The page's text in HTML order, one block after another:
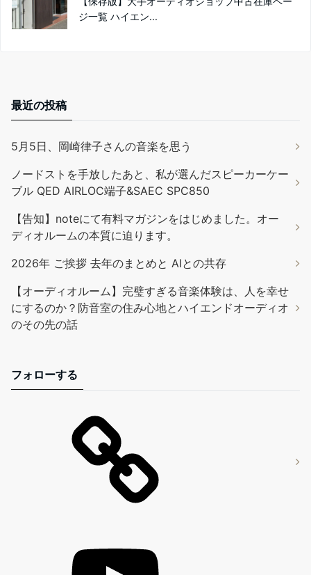
ジ一覧 ハイエン...
最近の投稿
5月5日、岡崎律子さんの音楽を思う
ノードストを手放したあと、私が選んだスピーカーケー
ブル QED AIRLOC端子&SAEC SPC850
【告知】noteにて有料マガジンをはじめました。オー
ディオルームの本質に迫ります。
2026年 ご挨拶 去年のまとめと AIとの共存
【オーディオルーム】完璧すぎる音楽体験は、人を幸せ
にするのか？防音室の住み心地とハイエンドオーディオ
のその先の話
フォローする